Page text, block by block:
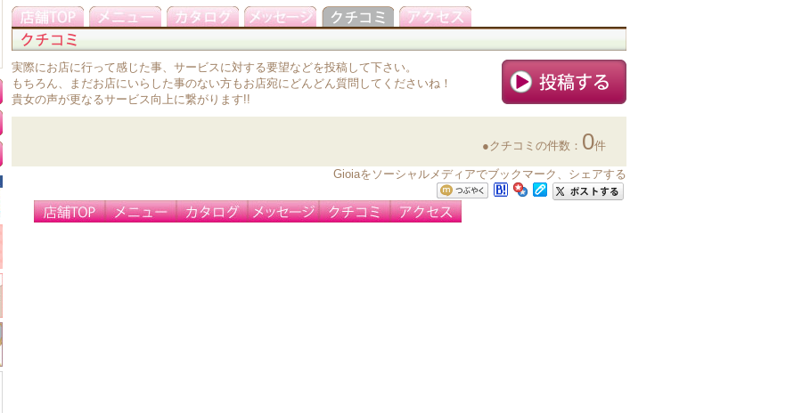
実際にお店に行って感じた事、サービスに対する要望などを投稿して下さい。
もちろん、まだお店にいらした事のない方もお店宛にどんどん質問してくださいね！
貴女の声が更なるサービス向上に繋がります!!
●クチコミの件数： 0件
Gioiaをソーシャルメディアでブックマーク、シェアする